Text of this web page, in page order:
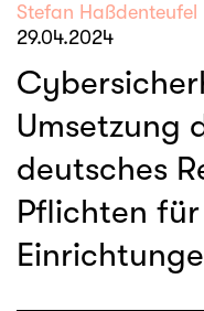
Stefan Haßdenteufel
29.04.2024
Umsetzung
deutsches
Pflichten